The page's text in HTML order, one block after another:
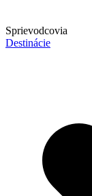
Sprievodcovia
Destinácie